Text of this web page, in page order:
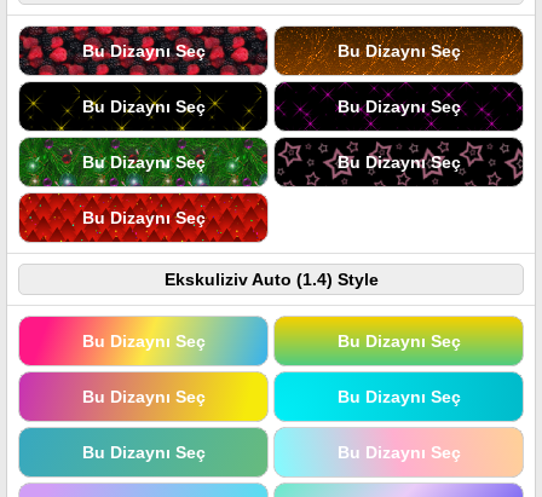
Bu Dizaynı Seç Bu Dizaynı Seç
Bu Dizaynı Seç Bu Dizaynı Seç
Bu Dizaynı Seç Bu Dizaynı Seç
Bu Dizaynı Seç
Ekskuliziv Auto (1.4) Style
Bu Dizaynı Seç Bu Dizaynı Seç
Bu Dizaynı Seç Bu Dizaynı Seç
Bu Dizaynı Seç Bu Dizaynı Seç